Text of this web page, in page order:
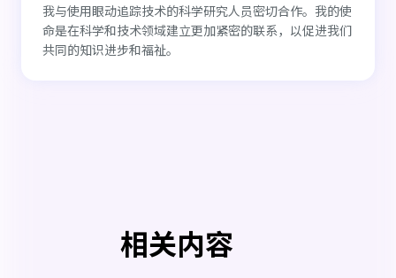
我与使用眼动追踪技术的科学研究人员密切合作。我的使
命是在科学和技术领域建立更加紧密的联系，以促进我们
共同的知识进步和福祉。
相关内容